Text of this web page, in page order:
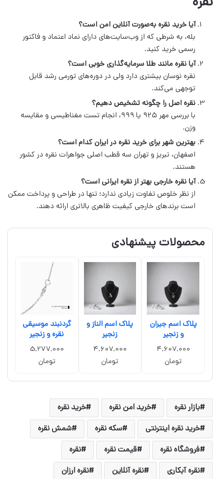
آیا خرید نقره به‌صورت آنلاین امن است؟
بله، به شرطی که از وب‌سایت‌های دارای نماد اعتماد و فاکتور
رسمی خرید کنید.
آیا نقره مانند طلا سرمایه‌گذاری خوبی است؟
نقره نوسان بیشتری دارد ولی در دوره‌های تورمی رشد قابل
توجهی می‌کند.
نقره اصل را چگونه تشخیص دهیم؟
با بررسی مهر ۹۲۵ یا ۹۹۹، انجام تست مغناطیسی و مقایسه
وزن.
بهترین شهر برای خرید نقره در ایران کدام است؟
اصفهان، تبریز و تهران سه قطب اصلی جواهرات نقره در کشور
هستند.
آیا نقره خارجی بهتر از نقره ایرانی است؟
از نظر خلوص تفاوت زیادی ندارد؛ تنها در طراحی و پرداخت ممکن
است برندهای خارجی کیفیت ظاهری بالاتری ارائه دهند.
محصولات پیشنهادی
پلاک اسم جیران
و زنجیر
4,607,000
تومان
پلاک اسم الناز و
زنجیر
4,607,000
تومان
گردنبند موسیقی
نقره و زنجیر
5,277,000
تومان
بازار نقره خرید امن نقره
خرید نقره
خرید نقره اینترنتی
سکه نقره
شمش نقره
فروشگاه نقره
قیمت نقره
نقره
نقره آبکاری
نقره آنلاین
نقره ارزان